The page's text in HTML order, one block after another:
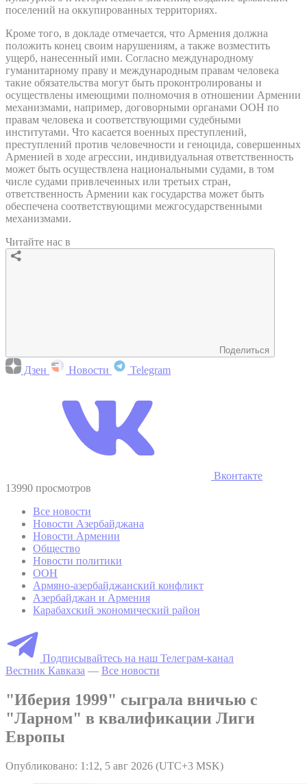
поселений на оккупированных территориях.
Кроме того, в докладе отмечается, что Армения должна
положить конец своим нарушениям, а также возместить
ущерб, нанесенный ими. Согласно международному
гуманитарному праву и международным правам человека
такие обязательства могут быть проконтролированы и
осуществлены имеющими полномочия в отношении Армении
механизмами, например, договорными органами ООН по
правам человека и соответствующими судебными
институтами. Что касается военных преступлений,
преступлений против человечности и геноцида, совершенных
Арменией в ходе агрессии, индивидуальная ответственность
может быть осуществлена национальными судами, в том
числе судами привлеченных или третьих стран,
ответственность Армении как государства может быть
обеспечена соответствующими межгосударственными
механизмами.
Читайте нас в
Поделиться
Дзен Новости Telegram
Вконтакте
13990 просмотров
Все новости
Новости Азербайджана
Новости Армении
Общество
Новости политики
ООН
Армяно-азербайджанский конфликт
Азербайджан и Армения
Карабахский экономический район
Подписывайтесь на наш Телеграм-канал
Вестник Кавказа — Все новости
"Иберия 1999" сыграла вничью с
"Ларном" в квалификации Лиги
Европы
Опубликовано: 1:12, 5 авг 2026 (UTC+3 MSK)